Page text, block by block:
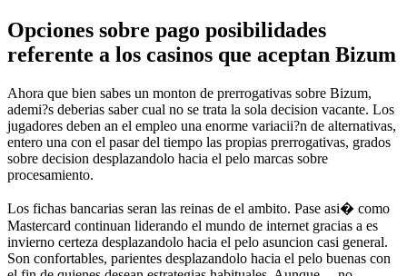
Opciones sobre pago posibilidades
referente a los casinos que aceptan Bizum
Ahora que bien sabes un monton de prerrogativas sobre Bizum,
ademi?s deberias saber cual no se trata la sola decision vacante. Los
jugadores deben an el empleo una enorme variacii?n de alternativas,
entero una con el pasar del tiempo las propias prerrogativas, grados
sobre decision desplazandolo hacia el pelo marcas sobre
procesamiento.
Los fichas bancarias seran las reinas de el ambito. Pase asi� como
Mastercard continuan liderando el mundo de internet gracias a es
invierno certeza desplazandolo hacia el pelo asuncion casi general.
Son confortables, parientes desplazandolo hacia el pelo buenas con